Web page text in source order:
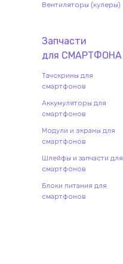
Вентиляторы (кулеры)
Запчасти
для СМАРТФОНА
Тачскрины для
смартфонов
Аккумуляторы для
смартфонов
Модули и экраны для
смартфонов
Шлейфы и запчасти для
смартфонов
Блоки питания для
смартфонов